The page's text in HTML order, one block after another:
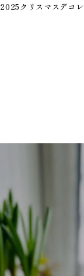
2025クリスマスデコ